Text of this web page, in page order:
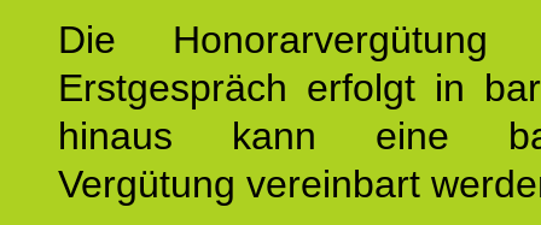
Die
Erstgespräch erfolgt in
hinaus kann eine
Vergütung vereinbart